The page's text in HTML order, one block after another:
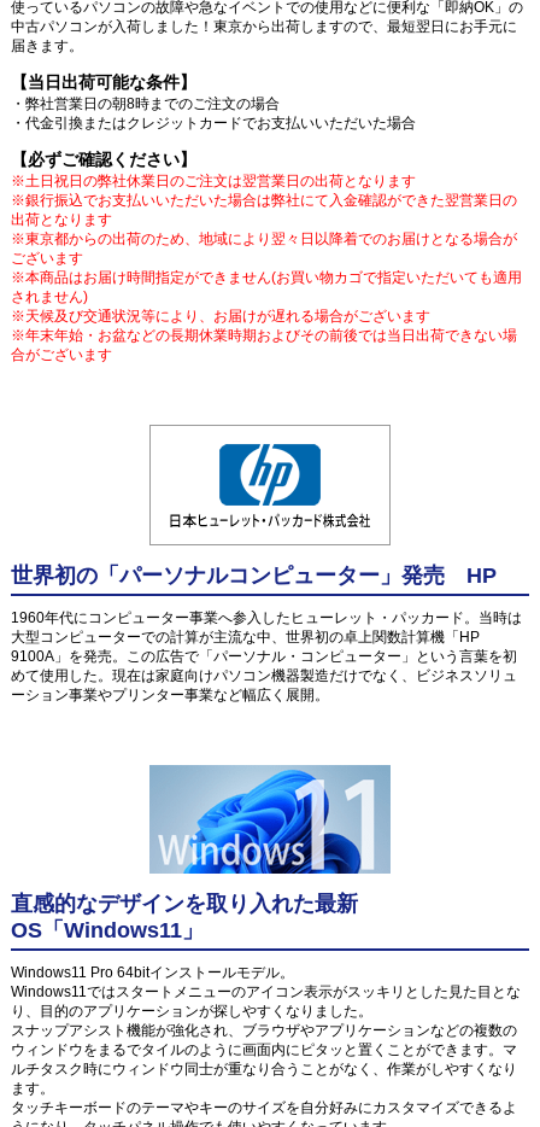
使っているパソコンの故障や急なイベントでの使用などに便利な「即納OK」の
中古パソコンが入荷しました！東京から出荷しますので、最短翌日にお手元に
届きます。
【当日出荷可能な条件】
・弊社営業日の朝8時までのご注文の場合
・代金引換またはクレジットカードでお支払いいただいた場合
【必ずご確認ください】
※土日祝日の弊社休業日のご注文は翌営業日の出荷となります
※銀行振込でお支払いいただいた場合は弊社にて入金確認ができた翌営業日の
出荷となります
※東京都からの出荷のため、地域により翌々日以降着でのお届けとなる場合が
ございます
※本商品はお届け時間指定ができません(お買い物カゴで指定いただいても適用
されません)
※天候及び交通状況等により、お届けが遅れる場合がございます
※年末年始・お盆などの長期休業時期およびその前後では当日出荷できない場
合がございます
世界初の「パーソナルコンピューター」発売 HP
1960年代にコンピューター事業へ参入したヒューレット・パッカード。当時は
大型コンピューターでの計算が主流な中、世界初の卓上関数計算機「HP
9100A」を発売。この広告で「パーソナル・コンピューター」という言葉を初
めて使用した。現在は家庭向けパソコン機器製造だけでなく、ビジネスソリュ
ーション事業やプリンター事業など幅広く展開。
直感的なデザインを取り入れた最新
OS「Windows11」
Windows11 Pro 64bitインストールモデル。
Windows11ではスタートメニューのアイコン表示がスッキリとした見た目とな
り、目的のアプリケーションが探しやすくなりました。
スナップアシスト機能が強化され、ブラウザやアプリケーションなどの複数の
ウィンドウをまるでタイルのように画面内にピタッと置くことができます。マ
ルチタスク時にウィンドウ同士が重なり合うことがなく、作業がしやすくなり
ます。
タッチキーボードのテーマやキーのサイズを自分好みにカスタマイズできるよ